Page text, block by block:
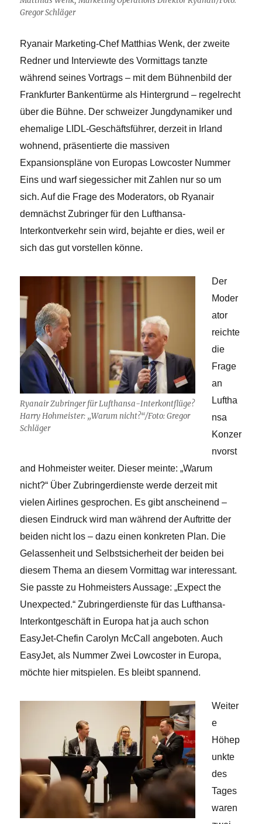
Gregor Schläger
Ryanair Marketing-Chef Matthias Wenk, der zweite
Redner und Interviewte des Vormittags tanzte
während seines Vortrags – mit dem Bühnenbild der
Frankfurter Bankentürme als Hintergrund – regelrecht
über die Bühne. Der schweizer Jungdynamiker und
ehemalige LIDL-Geschäftsführer, derzeit in Irland
wohnend, präsentierte die massiven
Expansionspläne von Europas Lowcoster Nummer
Eins und warf siegessicher mit Zahlen nur so um
sich. Auf die Frage des Moderators, ob Ryanair
demnächst Zubringer für den Lufthansa-
Interkontverkehr sein wird, bejahte er dies, weil er
sich das gut vorstellen könne.
Ryanair Zubringer für Lufthansa-Interkontflüge?
Harry Hohmeister: „Warum nicht?“/Foto: Gregor
Schläger
Der
Moder
ator
reichte
die
Frage
an
Luftha
nsa
Konzer
nvorst
and Hohmeister weiter. Dieser meinte: „Warum
nicht?“ Über Zubringerdienste werde derzeit mit
vielen Airlines gesprochen. Es gibt anscheinend –
diesen Eindruck wird man während der Auftritte der
beiden nicht los – dazu einen konkreten Plan. Die
Gelassenheit und Selbstsicherheit der beiden bei
diesem Thema an diesem Vormittag war interessant.
Sie passte zu Hohmeisters Aussage: „Expect the
Unexpected.“ Zubringerdienste für das Lufthansa-
Interkontgeschäft in Europa hat ja auch schon
EasyJet-Chefin Carolyn McCall angeboten. Auch
EasyJet, als Nummer Zwei Lowcoster in Europa,
möchte hier mitspielen. Es bleibt spannend.
Weiter
e
Höhep
unkte
des
Tages
waren